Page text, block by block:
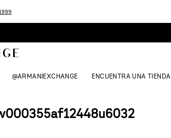
@ARMANIEXCHANGE ENCUENTRA UNA TIENDA